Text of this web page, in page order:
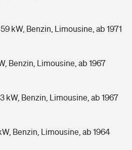
kW, Benzin, Limousine, ab 1971
Benzin, Limousine, ab 1967
kW, Benzin, Limousine, ab 1967
Benzin, Limousine, ab 1964